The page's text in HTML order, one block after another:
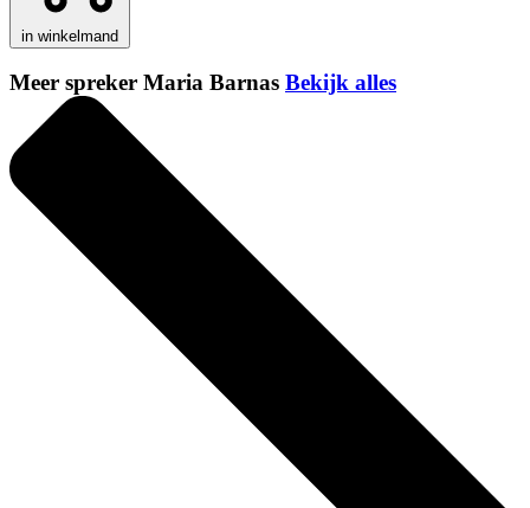
in winkelmand
Meer spreker Maria Barnas Bekijk alles